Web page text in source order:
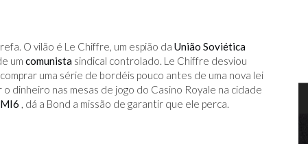
O vilão é Le Chiffre, um espião da União Soviética
um comunista sindical controlado. Le Chiffre desviou
uma série de bordéis pouco antes de uma nova lei
dinheiro nas mesas de jogo do Casino Royale na cidade
MI6 , dá a Bond a missão de garantir que ele perca.